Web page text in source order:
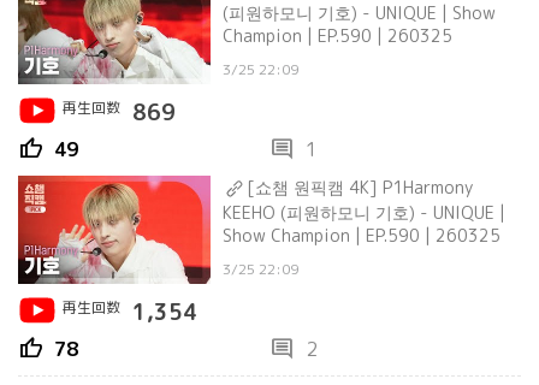
(피원하모니 기호) - UNIQUE | Show
Champion | EP.590 | 260325
3/25 22:09
再生回数
869
thumb_up 49 comment 1
[쇼챔 원픽캠 4K] P1Harmony
KEEHO (피원하모니 기호) - UNIQUE |
Show Champion | EP.590 | 260325
3/25 22:09
再生回数
1,354
thumb_up 78 comment 2